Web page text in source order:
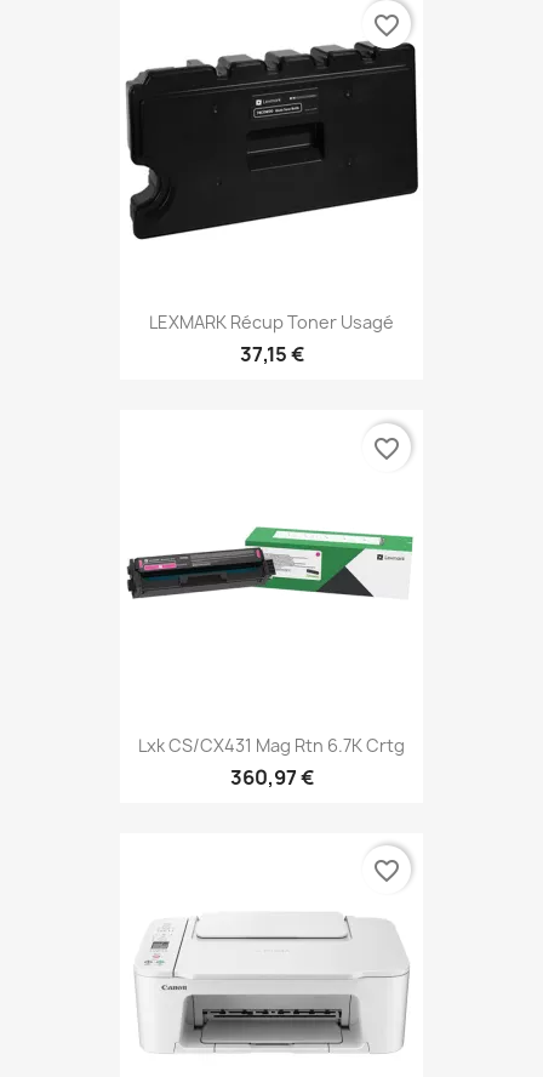
LEXMARK Récup Toner Usagé
37,15 €
favorite_border
Lxk CS/CX431 Mag Rtn 6.7K Crtg
360,97 €
favorite_border
favorite_border